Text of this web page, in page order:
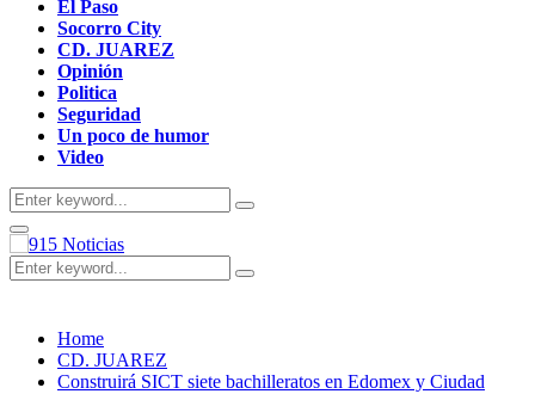
El Paso
Socorro City
CD. JUAREZ
Opinión
Politica
Seguridad
Un poco de humor
Video
Search
for:
Search
Primary
Menu
Search
for:
Search
Home
CD. JUAREZ
Construirá SICT siete bachilleratos en Edomex y Ciudad